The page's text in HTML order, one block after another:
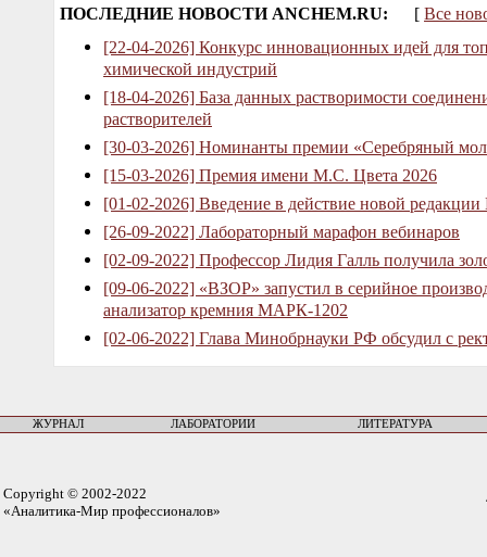
ПОСЛЕДНИЕ НОВОСТИ ANCHEM.RU: [ Все
[22-04-2026] Конкурс инновационных идей для
химической индустрий
[18-04-2026] База данных растворимости
растворителей
[30-03-2026] Номинанты премии «Серебряный
[15-03-2026] Премия имени М.С. Цвета 2026
[01-02-2026] Введение в действие новой
[26-09-2022] Лабораторный марафон вебинаров
[02-09-2022] Профессор Лидия Галль получила
[09-06-2022] «ВЗОР» запустил в серийное
анализатор кремния МАРК-1202
[02-06-2022] Глава Минобрнауки РФ обсудил с
ЖУРНАЛ ЛАБОРАТОРИИ ЛИТЕРАТУРА
Copyright © 2002-2022
«Аналитика-Мир профессионалов»